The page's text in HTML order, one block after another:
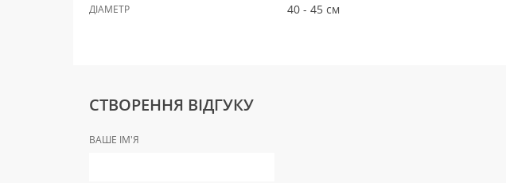
ДІАМЕТР 40 - 45 см
СТВОРЕННЯ ВІДГУКУ
ВАШЕ ІМ'Я